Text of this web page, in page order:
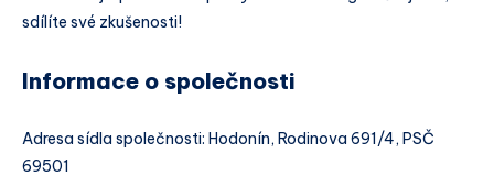
sdílíte své zkušenosti!
Informace o společnosti
Adresa sídla společnosti: Hodonín, Rodinova 691/4, PSČ
69501